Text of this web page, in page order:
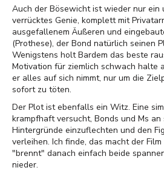
Auch der Bösewicht ist wieder nur ein
verrücktes Genie, komplett mit
ausgefallenem Äußeren und
(Prothese), der Bond natürlich seinen
Wenigstens holt Bardem das beste
Motivation für ziemlich schwach halte
er alles auf sich nimmt, nur um die
sofort zu töten.
Der Plot ist ebenfalls ein Witz. Eine
krampfhaft versucht, Bonds und Ms
Hintergründe einzuflechten und den
verleihen. Ich finde, das macht der
"brennt" danach einfach beide
nieder.